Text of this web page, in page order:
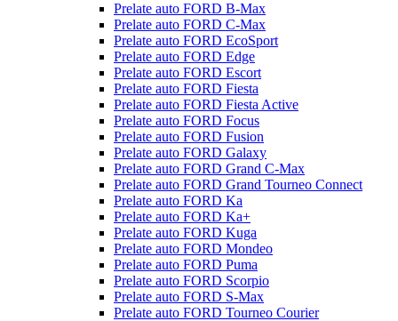
Prelate auto FORD B-Max
Prelate auto FORD C-Max
Prelate auto FORD EcoSport
Prelate auto FORD Edge
Prelate auto FORD Escort
Prelate auto FORD Fiesta
Prelate auto FORD Fiesta Active
Prelate auto FORD Focus
Prelate auto FORD Fusion
Prelate auto FORD Galaxy
Prelate auto FORD Grand C-Max
Prelate auto FORD Grand Tourneo Connect
Prelate auto FORD Ka
Prelate auto FORD Ka+
Prelate auto FORD Kuga
Prelate auto FORD Mondeo
Prelate auto FORD Puma
Prelate auto FORD Scorpio
Prelate auto FORD S-Max
Prelate auto FORD Tourneo Courier